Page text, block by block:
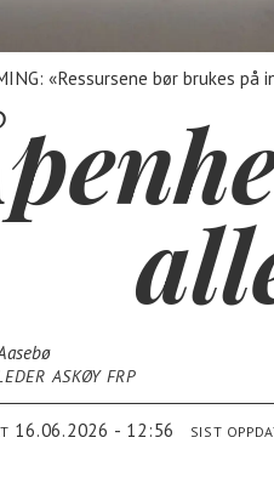
«Ressursene bør brukes
ASKØY FRP
16.06.2026 - 12:56 SIST